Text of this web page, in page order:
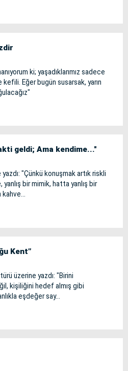
ki; yaşadıklarımız sadece
Eğer bugün susarsak, yarın
geldi; Ama kendime..."
"Çünkü konuşmak artık riskli
yanlış bir mimik, hatta yanlış bir
kahve...
Kent”
üzerine yazdı: "Birini
kişiliğini hedef almış gibi
eşdeğer say...